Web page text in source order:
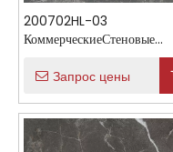
200702HL-03
КоммерческиеСтеновые
Запрос цены